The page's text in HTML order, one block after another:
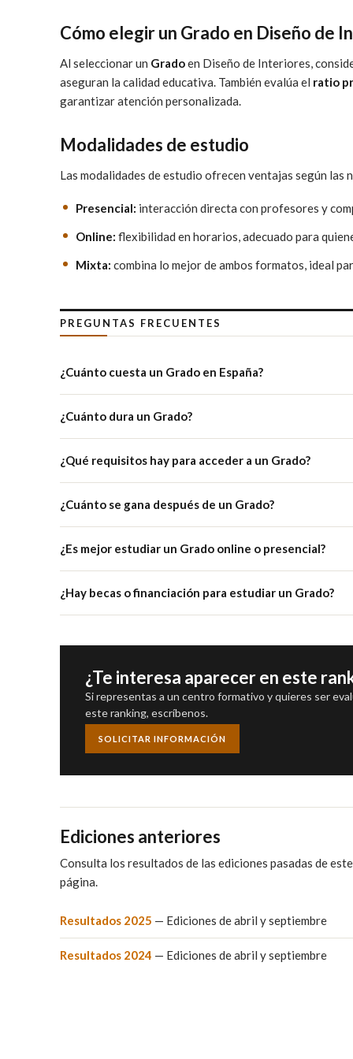
Cómo elegir un Grado en Diseño de
Al seleccionar un Gradoen Diseño de Interiores,
aseguran la calidad educativa. También evalúa el ratio
garantizar atención personalizada.
Modalidades de estudio
Las modalidades de estudio ofrecen ventajas según las
Presencial: interacción directa con profesores y
Online: flexibilidad en horarios, adecuado para
Mixta: combina lo mejor de ambos formatos, ideal
PREGUNTAS FRECUENTES
¿Cuánto cuesta un Grado en España?
¿Cuánto dura un Grado?
¿Qué requisitos hay para acceder a un Grado?
¿Cuánto se gana después de un Grado?
¿Es mejor estudiar un Grado online o presencial?
¿Hay becas o financiación para estudiar un Grado?
¿Te interesa aparecer en este
Si representas a un centro formativo y quieres ser
este ranking, escríbenos.
SOLICITAR INFORMACIÓN
Ediciones anteriores
Consulta los resultados de las ediciones pasadas de
página.
Resultados 2025 — Ediciones de abril y septiembre
Resultados 2024 — Ediciones de abril y septiembre